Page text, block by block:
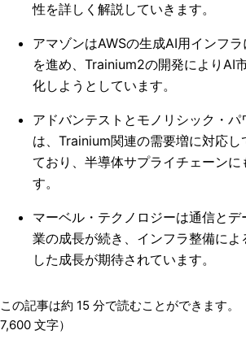
性を詳しく解説していきます。
アマゾンはAWSの生成AI用インフ
を進め、Trainium2の開発によりAI
化しようとしています。
アドバンテストとモノリシック・
は、Trainium関連の需要増に対応し
ており、半導体サプライチェーンに
す。
マーベル・テクノロジーは通信と
業の成長が続き、インフラ整備に
した成長が期待されています。
この記事は約 15 分で読むことができます。
7,600 文字）